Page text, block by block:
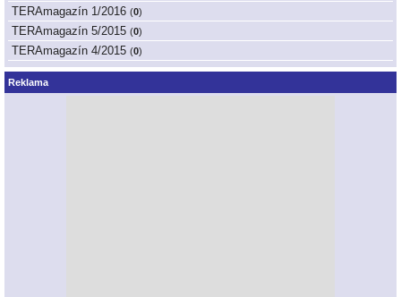
TERAmagazín 1/2016 (0)
TERAmagazín 5/2015 (0)
TERAmagazín 4/2015 (0)
Reklama